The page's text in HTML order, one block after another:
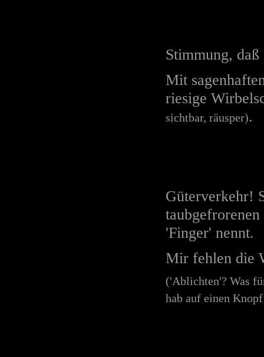
Stimmung,
Mit
riesige
sichtbar, räusper).
Güterverkehr!
'Finger' nennt.
Mir fehlen die
('Ablichten'? Was
hab auf einen